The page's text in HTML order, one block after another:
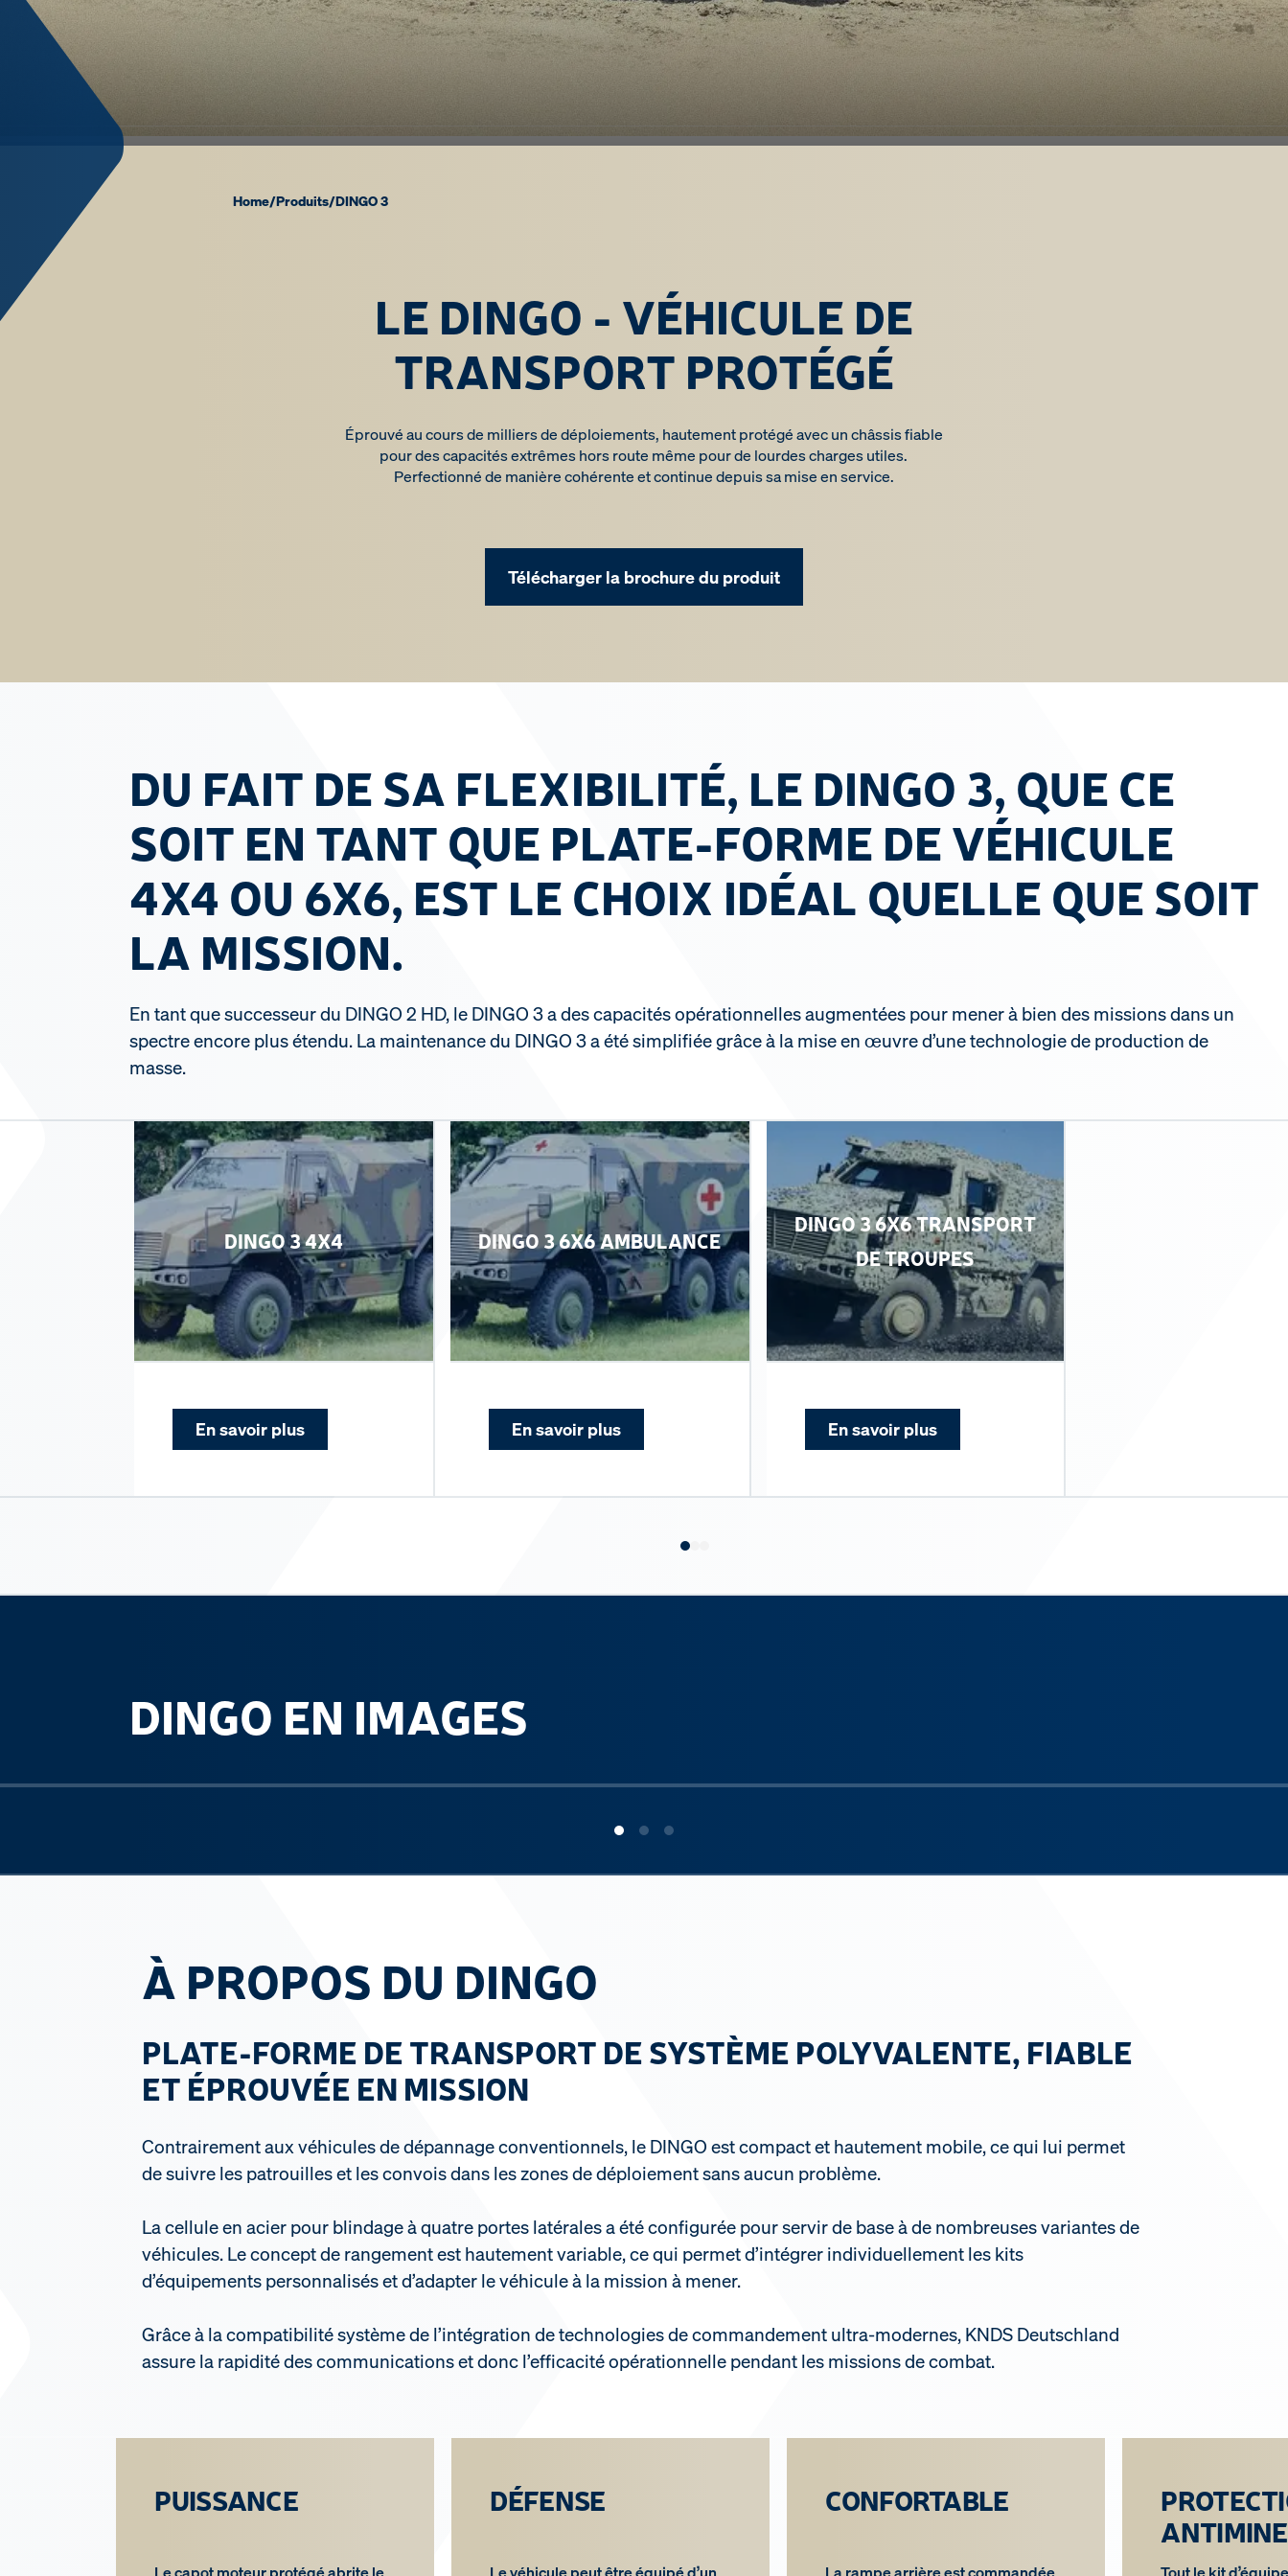
Home/Produits/DINGO 3
LE DINGO - VÉHICULE DE
TRANSPORT PROTÉGÉ
Éprouvé au cours de milliers de déploiements, hautement protégé avec un châssis fiable
pour des capacités extrêmes hors route même pour de lourdes charges utiles.
Perfectionné de manière cohérente et continue depuis sa mise en service.
Télécharger la brochure du produit
DU FAIT DE SA FLEXIBILITÉ, LE DINGO 3, QUE CE
SOIT EN TANT QUE PLATE-FORME DE VÉHICULE
4X4 OU 6X6, EST LE CHOIX IDÉAL QUELLE QUE SOIT
LA MISSION.
En tant que successeur du DINGO 2 HD, le DINGO 3 a des capacités opérationnelles augmentées pour mener à bien des missions dans un
spectre encore plus étendu. La maintenance du DINGO 3 a été simplifiée grâce à la mise en œuvre d’une technologie de production de
masse.
DINGO 3 4X4
En savoir plus
DINGO 3 6X6 AMBULANCE
En savoir plus
DINGO 3 6X6 TRANSPORT
DE TROUPES
En savoir plus
DINGO EN IMAGES
À PROPOS DU DINGO
PLATE-FORME DE TRANSPORT DE SYSTÈME POLYVALENTE, FIABLE
ET ÉPROUVÉE EN MISSION
Contrairement aux véhicules de dépannage conventionnels, le DINGO est compact et hautement mobile, ce qui lui permet
de suivre les patrouilles et les convois dans les zones de déploiement sans aucun problème.
La cellule en acier pour blindage à quatre portes latérales a été configurée pour servir de base à de nombreuses variantes de
véhicules. Le concept de rangement est hautement variable, ce qui permet d’intégrer individuellement les kits
d’équipements personnalisés et d’adapter le véhicule à la mission à mener.
Grâce à la compatibilité système de l’intégration de technologies de commandement ultra-modernes, KNDS Deutschland
assure la rapidité des communications et donc l’efficacité opérationnelle pendant les missions de combat.
PUISSANCE DÉFENSE CONFORTABLE